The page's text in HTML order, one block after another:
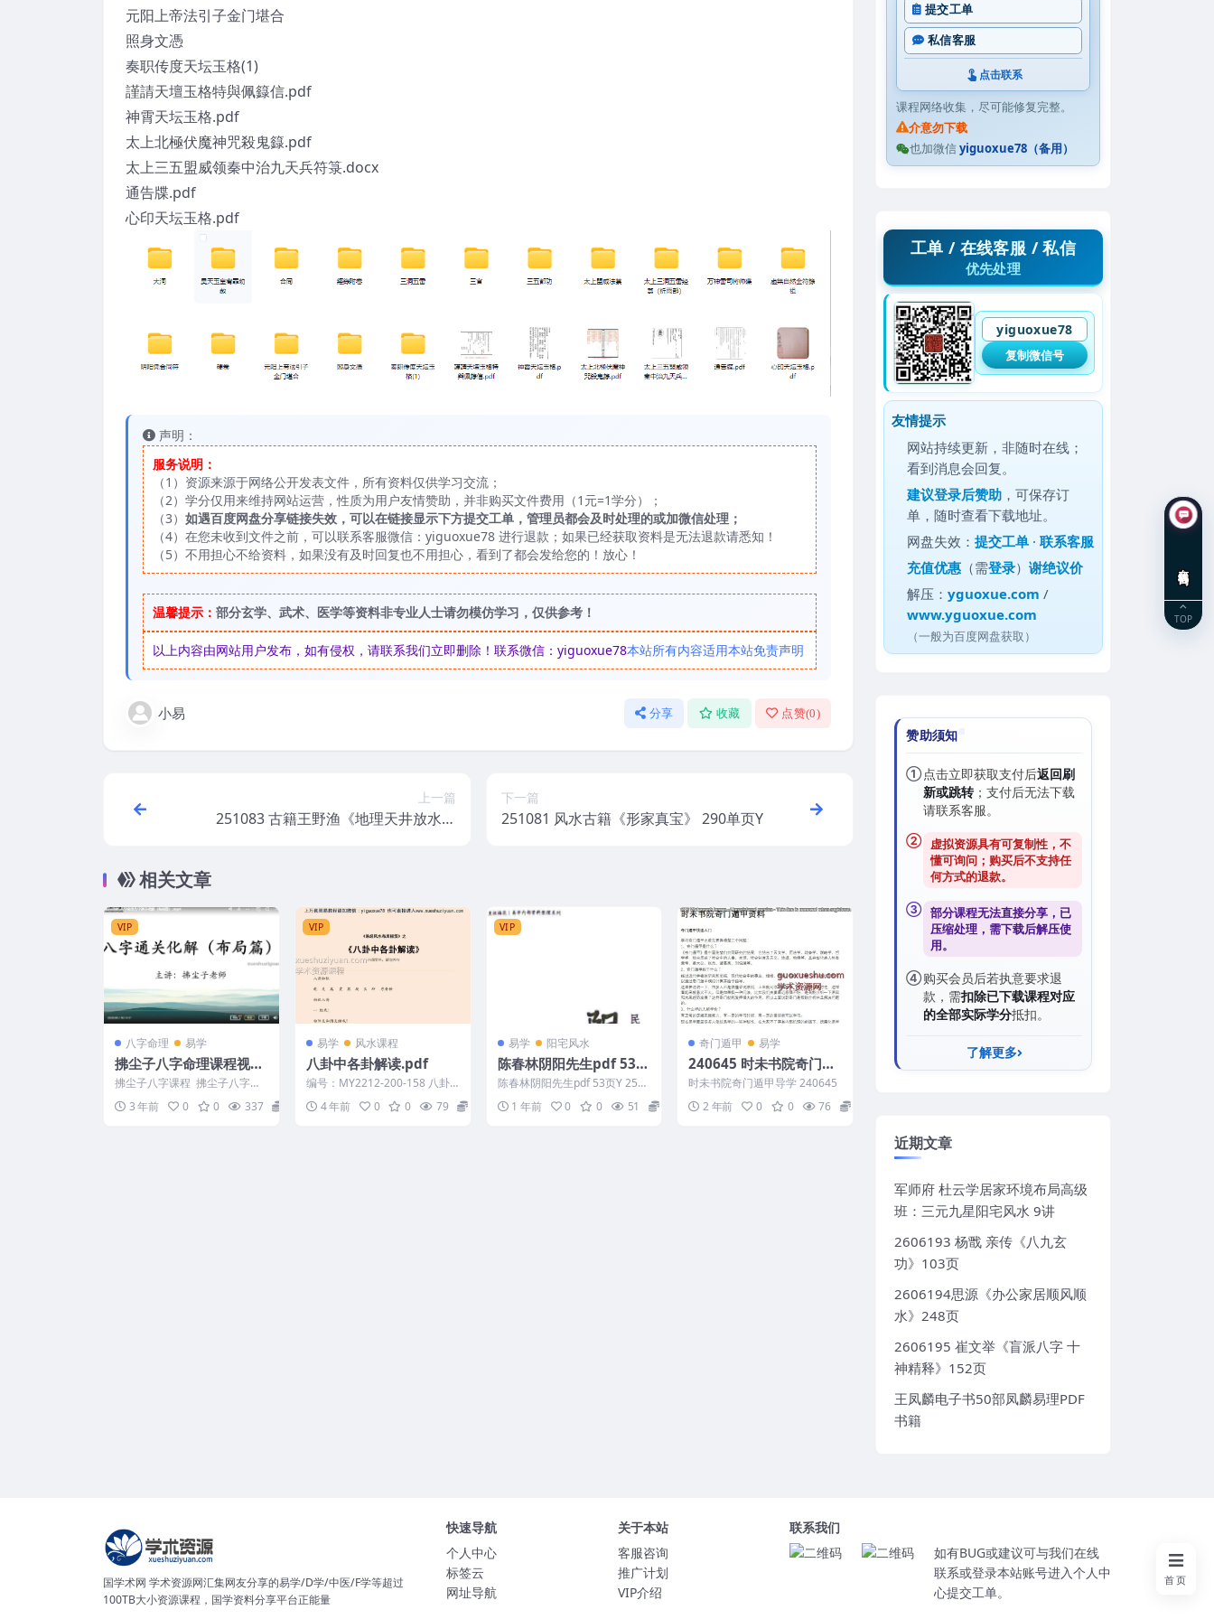
元阳上帝法引子金门堪合
照身文憑
奏职传度天坛玉格(1)
謹請天壇玉格特與佩籙信.pdf
神霄天坛玉格.pdf
太上北極伏魔神咒殺鬼籙.pdf
太上三五盟威领秦中治九天兵符箓.docx
通告牒.pdf
心印天坛玉格.pdf
声明：
服务说明：
（1）资源来源于网络公开发表文件，所有资料仅供学习交流；
（2）学分仅用来维持网站运营，性质为用户友情赞助，并非购买文件费用（1元=1学分）；
（3） 如遇百度网盘分享链接失效，可以在链接显示下方提交工单，管理员都会及时处理的或加微信处理；
（4）在您未收到文件之前，可以联系客服微信：yiguoxue78 进行退款；如果已经获取资料是无法退款请悉知！
（5）不用担心不给资料，如果没有及时回复也不用担心，看到了都会发给您的！放心！
温馨提示： 部分玄学、武术、医学等资料非专业人士请勿模仿学习，仅供参考！
以上内容由网站用户发布，如有侵权，请联系我们立即删除！联系微信：yiguoxue78本站所有内容适用本站免责声明
小易 分享 收藏 点赞(0)
上一篇
251083 古籍王野渔《地理天井放水秘
下一篇
251081 风水古籍《形家真宝》 290单页Y
相关文章
VIP
八字命理 易学
拂尘子八字命理课程视频
6节 百度网盘下
拂尘子八字课程 拂尘子八字命
理课程视频6集，基本都是一些
高端内容，比如推断生死...
3 年前 0 0 337
VIP
易学 风水课程
八卦中各卦解读.pdf
编号：MY2212-200-158 八卦
4 年前 0 0 79
VIP
易学 阳宅风水
陈春林阴阳先生pdf 53页
Y
陈春林阴阳先生pdf 53页Y 2505
1 年前 0 0 51
奇门遁甲 易学
240645 时未书院奇门遁
甲导学
时未书院奇门遁甲导学 240645
2 年前
0 0 76
提交工单
私信客服
点击联系
课程网络收集，尽可能修复完整。
介意勿下载
也加微信yiguoxue78（备用）
工单 / 在线客服 / 私信
优先处理
yiguoxue78
复制微信号
友情提示
网站持续更新，非随时在线；
看到消息会回复。
建议登录后赞助 ，可保存订
单，随时查看下载地址。
网盘失效：提交工单 ·联系客服
充值优惠 （需登录）谢绝议价
解压：yguoxue.com /
www.yguoxue.com
（一般为百度网盘获取）
赞助须知
①点击立即获取支付后返回刷
新或跳转；支付后无法下载
请联系客服。
②
虚拟资源具有可复制性，不
懂可询问；购买后不支持任
何方式的退款。
③ 部分课程无法直接分享，已
压缩处理，需下载后解压使
用。
④购买会员后若执意要求退
款，需扣除已下载课程对应
的全部实际学分抵扣。
了解更多
近期文章
军师府 杜云学居家环境布局高级
班：三元九星阳宅风水 9讲
2606193 杨戬 亲传《八九玄
功》103页
2606194思源《办公家居顺风顺
水》248页
2606195 崔文举《盲派八字 十
神精释》152页
王凤麟电子书50部凤麟易理PDF
书籍
国学术网 学术资源网汇集网友分享的易学/D学/中医/F学等超过
100TB大小资源课程，国学资料分享平台正能量
快速导航
个人中心
标签云
网址导航
关于本站
客服咨询
推广计划
VIP介绍
联系我们
如有BUG或建议可与我们在线
联系或登录本站账号进入个人中
心提交工单。
首页
TOP